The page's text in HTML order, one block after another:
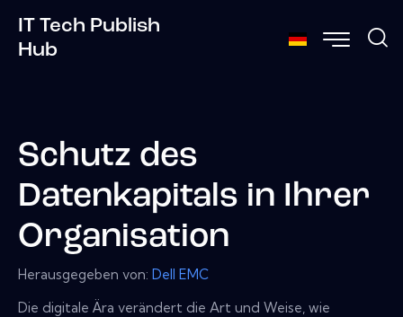
IT Tech Publish
Hub
Schutz des
Datenkapitals in Ihrer
Organisation
Herausgegeben von: Dell EMC
Die digitale Ära verändert die Art und Weise, wie